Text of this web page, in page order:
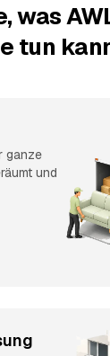
was
tun
ganze
und